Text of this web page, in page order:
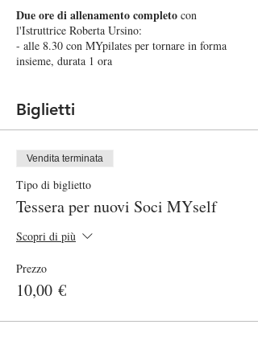
Due ore di allenamento completo con
l'Istruttrice Roberta Ursino:
- alle 8.30 con MYpilates per tornare in forma
insieme, durata 1 ora
RITROVO: faremo lezione nella zona gazebi
Ci troviamo presso il piazzale del retro del Borgo
Castello, alla fermata GTT Venaria Express,
900m di passeggiata dall'ingresso Ponte Verde di
Venaria Reale (Viale Carlo emanuele II 256 -
parcheggio esterno sterrato gratuito)
CONTRIBUTO PER PARTECIPARE:
- Lezione singola 12 Euro
- È possibile svolgere entrambe le lezioni a 17
Euro!
Biglietti
Vendita terminata
Tipo di biglietto
Tessera per nuovi Soci MYself
Scopri di più
Prezzo
10,00 €